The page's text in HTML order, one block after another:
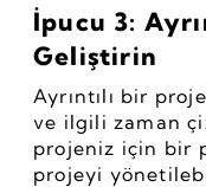
İpucu 3:
Geliştirin
Ayrıntılı bir
ve ilgili zaman
projeniz için bir
projeyi